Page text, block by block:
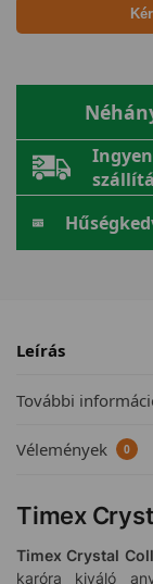
Leírás
További
Vélemények 0
Timex
Timex Crystal
karóra kiváló